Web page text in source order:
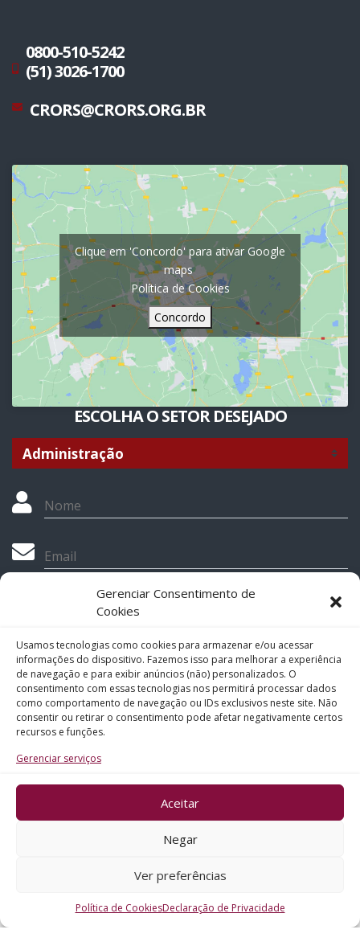
Gerenciar Consentimento de
Cookies
Usamos tecnologias como cookies para armazenar e/ou acessar
informações do dispositivo. Fazemos isso para melhorar a experiência
de navegação e para exibir anúncios (não) personalizados. O
consentimento com essas tecnologias nos permitirá processar dados
como comportamento de navegação ou IDs exclusivos neste site. Não
consentir ou retirar o consentimento pode afetar negativamente certos
recursos e funções.
Gerenciar serviços
Aceitar
Negar
Ver preferências
Política de CookiesDeclaração de Privacidade
0800-510-5242
(51) 3026-1700
CRORS@CRORS.ORG.BR
Clique em 'Concordo' para ativar Google
maps
Política de Cookies
Concordo
ESCOLHA O SETOR DESEJADO
Nome
Email
Telefone
Assunto
Mensagem